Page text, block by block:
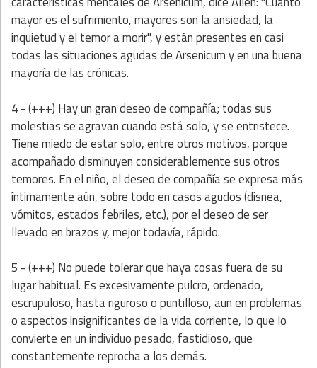
mayor es el sufrimiento, mayores son la ansiedad, la
inquietud y el temor a morir", y están presentes en casi
todas las situaciones agudas de Arsenicum y en una buena
mayoría de las crónicas.
4 - (+++) Hay ungran deseo de compañía; todas sus
molestias se agravan cuando está solo, y se entristece.
Tiene miedo de estar solo, entre otros motivos, porque
acompañado disminuyen considerablemente sus otros
temores. En el niño, el deseo de compañía se expresa más
íntimamente aún, sobre todo en casos agudos (disnea,
vómitos, estados febriles, etc.), por el deseo de ser
llevado en brazos y, mejor todavía, rápido.
5 - (+++) No puede tolerar que haya cosas fuera de su
lugar habitual. Es excesivamente pulcro, ordenado,
escrupuloso, hasta riguroso o puntilloso, aun en problemas
o aspectos insignificantes de la vida corriente, lo que lo
convierte en un individuo pesado, fastidioso, que
constantemente reprocha a los demás.